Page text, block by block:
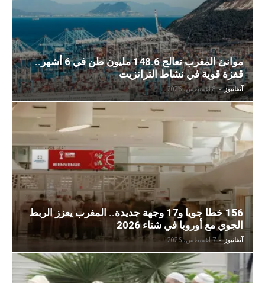
موانئ المغرب تعالج 148.6 مليون طن في 6 أشهر..
قفزة قوية في نشاط الترانزيت
آنفانيوز - 8 أغسطس، 2026
156 خطا جويا و17 وجهة جديدة.. المغرب يعزز الربط
الجوي مع أوروبا في شتاء 2026
آنفانيوز - 7 أغسطس، 2026